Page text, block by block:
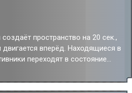
зона исчезает.
/ Горение / Шок в
периодический ветряной /
урон, равный 31.25% от силы
2 ходов.
в начале каждого
физический урон, равный
пространство на 20 сек.,
вперёд. Находящиеся в
переходят в состояние
состоянии не атакуют
они следуют за пространством,